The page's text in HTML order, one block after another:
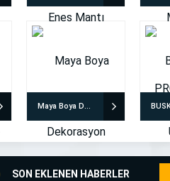
Maya Boya Dekorasyon
SON EKLENEN HABERLER